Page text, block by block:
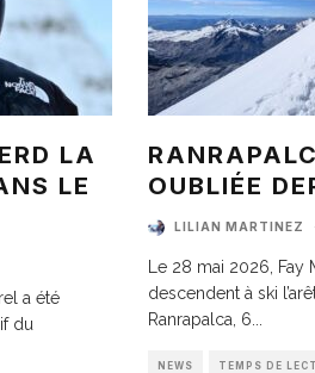
LA
LE
a été
du
OUBLIÉE
LILIAN MARTINEZ
Le 28 mai 2026,
descendent à ski
Ranrapalca, 6
NEWS TEMPS DE